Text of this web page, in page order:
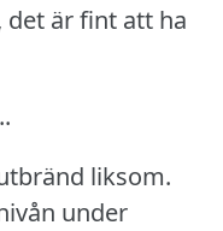
det är fint att ha
liksom.
under